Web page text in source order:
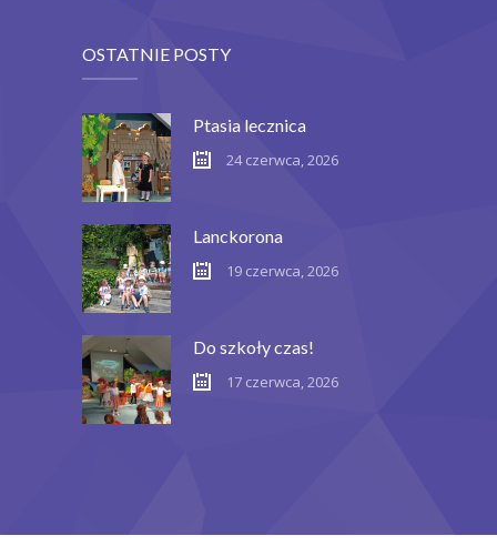
OSTATNIE POSTY
Ptasia lecznica
24 czerwca, 2026
Lanckorona
19 czerwca, 2026
Do szkoły czas!
17 czerwca, 2026